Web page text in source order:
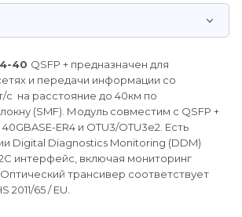
40 QSFP + предназначен для
и передачи информации со
с на расстояние до 40км по
(SMF). Модуль совместим с QSFP +
ER4 и OTU3/OTU3e2. Есть
Digital Diagnostics Monitoring (DDM)
интерфейс, включая мониторинг
трансивер соответствует
65 / EU.